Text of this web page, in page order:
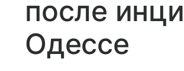
после
Одессе